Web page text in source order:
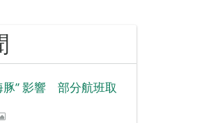
豚” 影響 部分航班取